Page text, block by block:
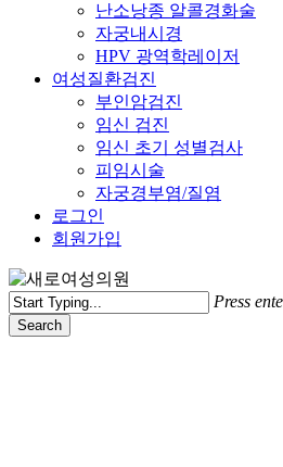
난소낭종 알콜경화술
자궁내시경
HPV 광역학레이저
여성질환검진
부인암검진
임신 검진
임신 초기 성별검사
피임시술
자궁경부염/질염
로그인
회원가입
Press
Search